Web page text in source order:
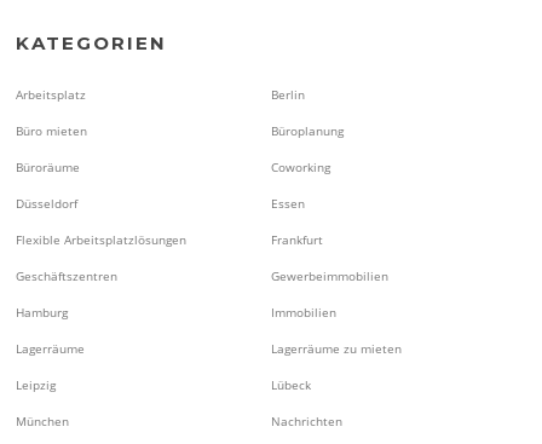
KATEGORIEN
Arbeitsplatz Berlin
Büro mieten Büroplanung
Büroräume Coworking
Düsseldorf Essen
Flexible Arbeitsplatzlösungen Frankfurt
Geschäftszentren Gewerbeimmobilien
Hamburg Immobilien
Lagerräume Lagerräume zu mieten
Leipzig Lübeck
München Nachrichten